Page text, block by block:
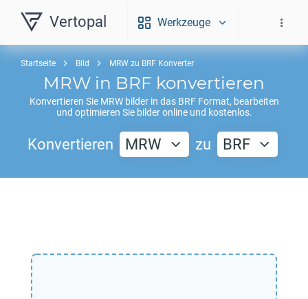
Vertopal Werkzeuge
Startseite Bild MRW zu BRF Konverter
MRW in BRF konvertieren
Konvertieren Sie MRWbilder in das BRFFormat, bearbeiten
und optimieren Sie bilder online und kostenlos.
Konvertieren MRW zu BRF